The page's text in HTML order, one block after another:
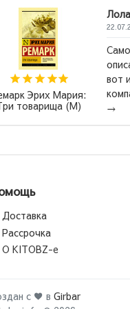
эмоциональное,
- супер, вообщем. А
красивое,
Одно из самых неудо...
Доставка
Рассрочка
О KITOBZ-е
с ♥ в Girbar